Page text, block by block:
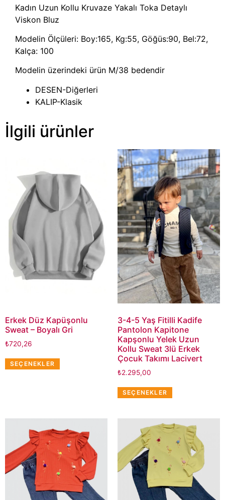
Kadın Uzun Kollu Kruvaze Yakalı Toka Detaylı
Viskon Bluz
Modelin Ölçüleri: Boy:165, Kg:55, Göğüs:90, Bel:72,
Kalça: 100
Modelin üzerindeki ürün M/38 bedendir
DESEN-Diğerleri
KALIP-Klasik
İlgili ürünler
Erkek Düz Kapüşonlu
Sweat – Boyalı Gri
₺720,26
SEÇENEKLER
3-4-5 Yaş Fitilli Kadife
Pantolon Kapitone
Kapşonlu Yelek Uzun
Kollu Sweat 3lü Erkek
Çocuk Takımı Lacivert
₺2.295,00
SEÇENEKLER